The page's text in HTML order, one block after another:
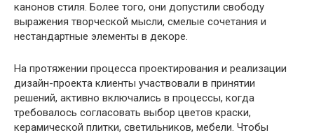
канонов стиля. Более того, они допустили свободу
выражения творческой мысли, смелые сочетания и
нестандартные элементы в декоре.
На протяжении процесса проектирования и реализации
дизайн-проекта клиенты участвовали в принятии
решений, активно включались в процессы, когда
требовалось согласовать выбор цветов краски,
керамической плитки, светильников, мебели. Чтобы